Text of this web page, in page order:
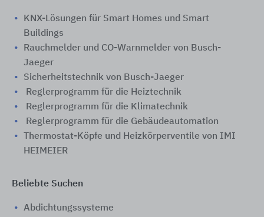
KNX-Lösungen für Smart Homes und Smart
Buildings
Rauchmelder und CO-Warnmelder von Busch-
Jaeger
Sicherheitstechnik von Busch-Jaeger
Reglerprogramm für die Heiztechnik
Reglerprogramm für die Klimatechnik
Reglerprogramm für die Gebäudeautomation
Thermostat-Köpfe und Heizkörperventile von IMI
HEIMEIER
Beliebte Suchen
Abdichtungssysteme